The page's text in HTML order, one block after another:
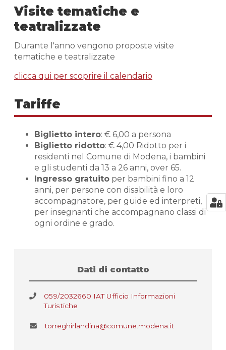
Visite tematiche e
teatralizzate
Durante l'anno vengono proposte visite
tematiche e teatralizzate
clicca qui per scoprire il calendario
Tariffe
Biglietto intero: € 6,00 a persona
Biglietto ridotto: € 4,00 Ridotto per i
residenti nel Comune di Modena, i bambini
e gli studenti da 13 a 26 anni, over 65.
Ingresso gratuito per bambini fino a 12
anni, per persone con disabilità e loro
accompagnatore, per guide ed interpreti,
per insegnanti che accompagnano classi di
ogni ordine e grado.
Dati di contatto
059/2032660 IAT Ufficio Informazioni
Turistiche
torreghirlandina@comune.modena.it